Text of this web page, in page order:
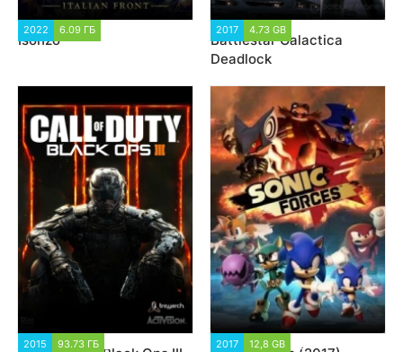
2022 6.09 ГБ
Isonzo
2017 4.73 GB
Battlestar Galactica
Deadlock
2015 93.73 ГБ 2017 12,8 GB